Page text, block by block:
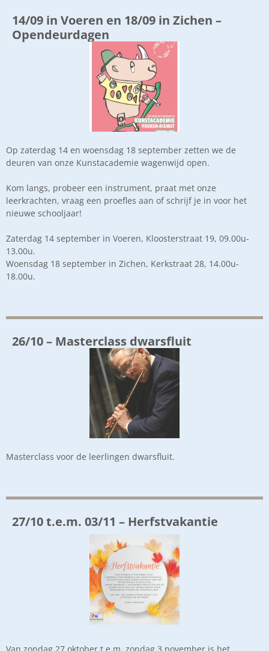
14/09 in Voeren en 18/09 in Zichen –
Opendeurdagen
Op zaterdag 14 en woensdag 18 september zetten we de
deuren van onze Kunstacademie wagenwijd open.
Kom langs, probeer een instrument, praat met onze
leerkrachten, vraag een proefles aan of schrijf je in voor het
nieuwe schooljaar!
Zaterdag 14 september in Voeren, Kloosterstraat 19, 09.00u-
13.00u.
Woensdag 18 september in Zichen, Kerkstraat 28, 14.00u-
18.00u.
26/10 – Masterclass dwarsfluit
Masterclass voor de leerlingen dwarsfluit.
27/10 t.e.m. 03/11 – Herfstvakantie